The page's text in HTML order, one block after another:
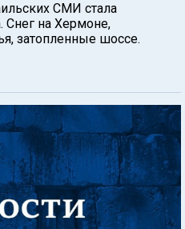
СМИ стала
на Хермоне,
затопленные шоссе.